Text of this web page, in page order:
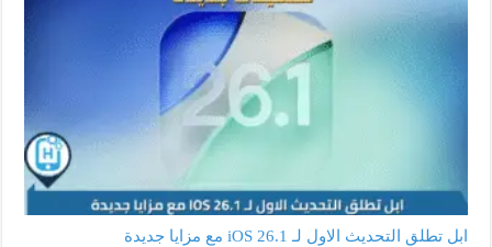
ابل تطلق التحديث الاول لـ iOS 26.1 مع مزايا جديدة